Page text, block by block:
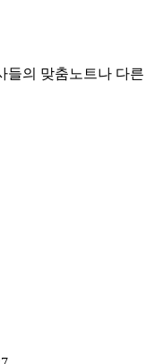
의 맞춤노트나 다